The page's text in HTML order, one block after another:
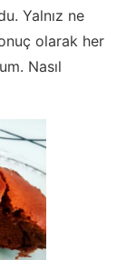
Yalnız ne
olarak her
Nasıl